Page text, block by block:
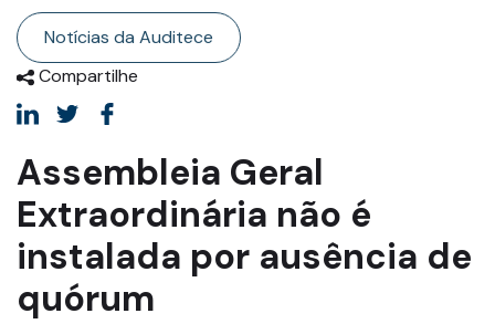
Categoria
Notícias da Auditece
Compartilhe
Assembleia Geral
Extraordinária não é
instalada por ausência de
quórum